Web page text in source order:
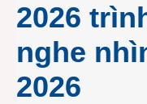
2026
nghe
2026